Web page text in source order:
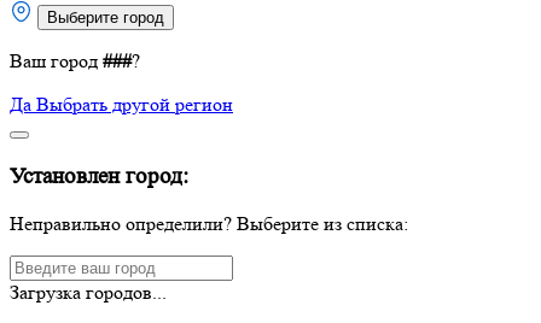
Выберите город
Ваш город ###?
Да Выбрать другой регион
Установлен город:
Неправильно определили? Выберите из списка:
Загрузка городов...